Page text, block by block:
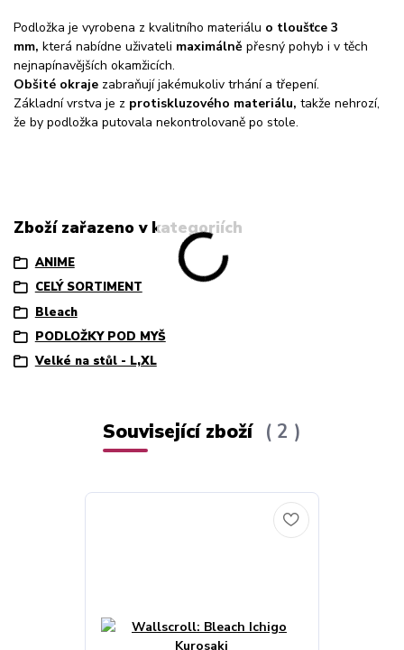
Podložka je vyrobena z kvalitního materiálu o tloušťce 3
mm, která nabídne uživateli maximálně přesný pohyb i v těch
nejnapínavějších okamžicích.
Obšité okraje zabraňují jakémukoliv trhání a třepení.
Základní vrstva je z protiskluzového materiálu, takže nehrozí,
že by podložka putovala nekontrolovaně po stole.
Zboží zařazeno v kategoriích
ANIME
CELÝ SORTIMENT
Bleach
PODLOŽKY POD MYŠ
Velké na stůl - L,XL
Související zboží 2